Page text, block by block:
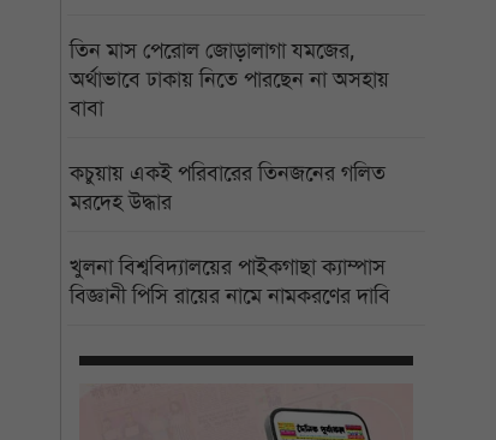
তিন মাস পেরোল জোড়ালাগা যমজের,
অর্থাভাবে ঢাকায় নিতে পারছেন না অসহায়
বাবা
কচুয়ায় একই পরিবারের তিনজনের গলিত
মরদেহ উদ্ধার
খুলনা বিশ্ববিদ্যালয়ের পাইকগাছা ক্যাম্পাস
বিজ্ঞানী পিসি রায়ের নামে নামকরণের দাবি